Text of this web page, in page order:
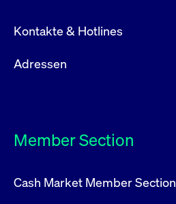
Kontakte & Hotlines
Adressen
Member Section
Cash Market Member Section